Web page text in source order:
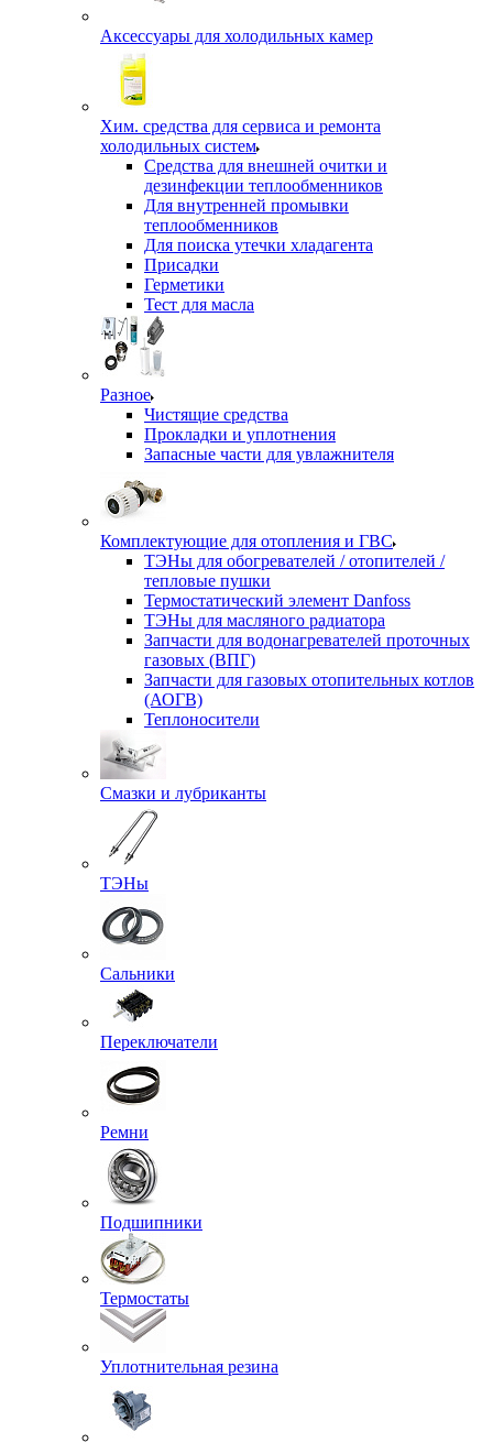
Аксессуары для холодильных камер
Хим. средства для сервиса и ремонта
холодильных систем
Средства для внешней очитки и
дезинфекции теплообменников
Для внутренней промывки
теплообменников
Для поиска утечки хладагента
Присадки
Герметики
Тест для масла
Разное
Чистящие средства
Прокладки и уплотнения
Запасные части для увлажнителя
Комплектующие для отопления и ГВС
ТЭНы для обогревателей / отопителей /
тепловые пушки
Термостатический элемент Danfoss
ТЭНы для масляного радиатора
Запчасти для водонагревателей проточных
газовых (ВПГ)
Запчасти для газовых отопительных котлов
(АОГВ)
Теплоносители
Смазки и лубриканты
ТЭНы
Сальники
Переключатели
Ремни
Подшипники
Термостаты
Уплотнительная резина